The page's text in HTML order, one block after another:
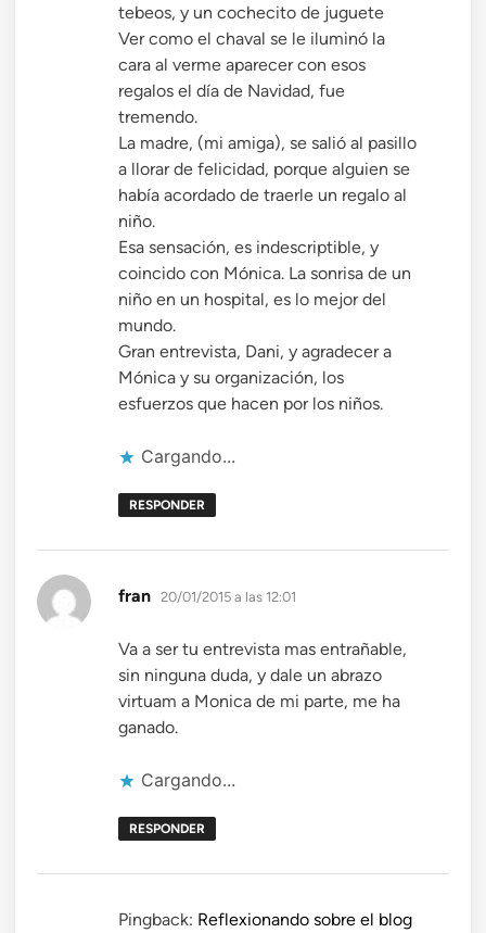
tebeos, y un cochecito de juguete
Ver como el chaval se le iluminó la
cara al verme aparecer con esos
regalos el día de Navidad, fue
tremendo.
La madre, (mi amiga), se salió al pasillo
a llorar de felicidad, porque alguien se
había acordado de traerle un regalo al
niño.
Esa sensación, es indescriptible, y
coincido con Mónica. La sonrisa de un
niño en un hospital, es lo mejor del
mundo.
Gran entrevista, Dani, y agradecer a
Mónica y su organización, los
esfuerzos que hacen por los niños.
Cargando...
RESPONDER
fran dice:
20/01/2015 a las 12:01
Va a ser tu entrevista mas entrañable,
sin ninguna duda, y dale un abrazo
virtuam a Monica de mi parte, me ha
ganado.
Cargando...
RESPONDER
Pingback: Reflexionando sobre el blog